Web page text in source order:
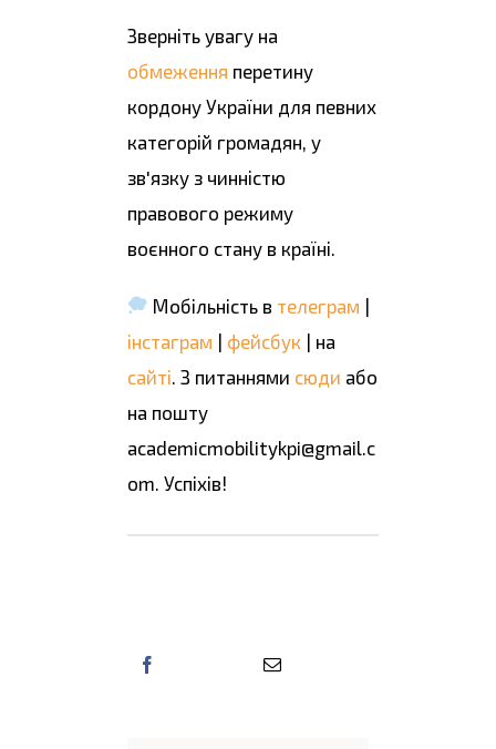
Зверніть увагу на
обмеження перетину
кордону України для певних
категорій громадян, у
зв'язку з чинністю
правового режиму
воєнного стану в країні.
Мобільність в телеграм |
інстаграм | фейсбук | на
сайті . З питаннями сюди або
на пошту
academicmobilitykpi@gmail.c
om. Успіхів!